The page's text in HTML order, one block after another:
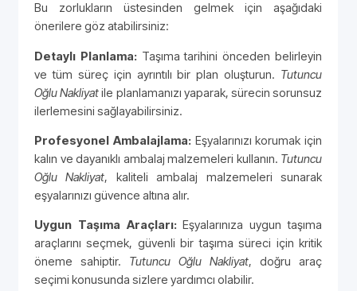
Bu zorlukların üstesinden gelmek için aşağıdaki
önerilere göz atabilirsiniz:
Detaylı Planlama: Taşıma tarihini önceden belirleyin
ve tüm süreç için ayrıntılı bir plan oluşturun. Tutuncu
Oğlu Nakliyatile planlamanızı yaparak, sürecin sorunsuz
ilerlemesini sağlayabilirsiniz.
Profesyonel Ambalajlama: Eşyalarınızı korumak için
kalın ve dayanıklı ambalaj malzemeleri kullanın. Tutuncu
Oğlu Nakliyat, kaliteli ambalaj malzemeleri sunarak
eşyalarınızı güvence altına alır.
Uygun Taşıma Araçları: Eşyalarınıza uygun taşıma
araçlarını seçmek, güvenli bir taşıma süreci için kritik
öneme sahiptir. Tutuncu Oğlu Nakliyat, doğru araç
seçimi konusunda sizlere yardımcı olabilir.